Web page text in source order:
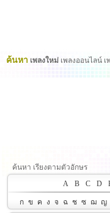
ค้นหา เพลงใหม่ เพลงออนไลน์ เ
ค้นหา เรียงตามตัวอักษร
A
B C D
ก ข ค ง จ ฉ ช ซ ฌ ญ